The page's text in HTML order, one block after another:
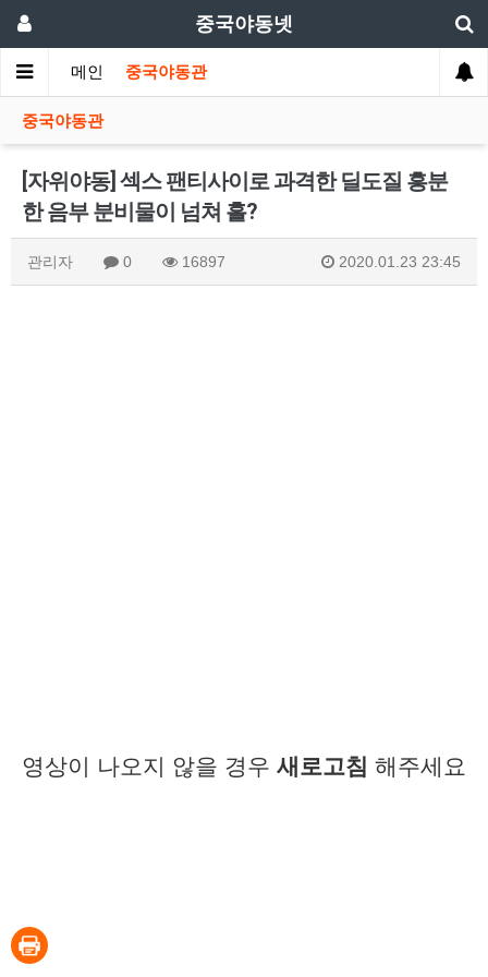
중국야동넷
메인 중국야동관
중국야동관
[자위야동] 섹스 팬티사이로 과격한 딜도질 흥분
한 음부 분비물이 넘쳐 흘?
관리자 0 16897 2020.01.23 23:45
영상이 나오지 않을 경우 새로고침 해주세요